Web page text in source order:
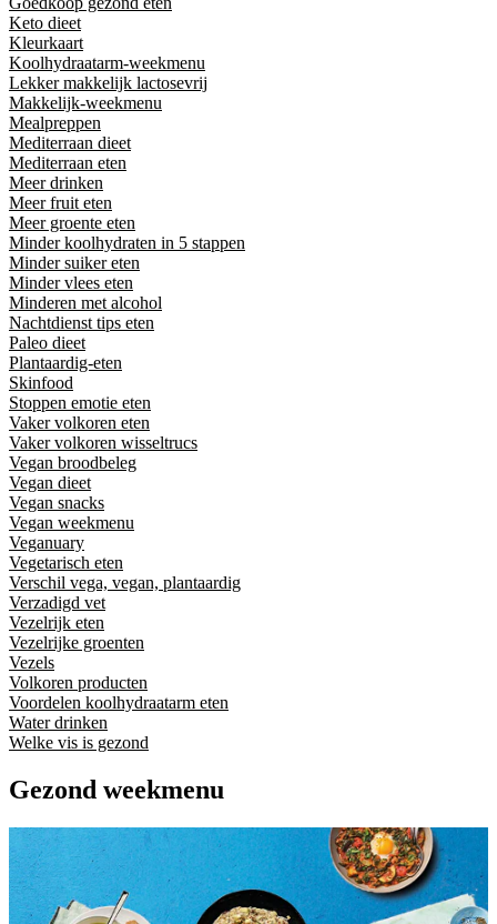
Keto dieet
Kleurkaart
Koolhydraatarm-weekmenu
Lekker makkelijk lactosevrij
Makkelijk-weekmenu
Mealpreppen
Mediterraan dieet
Mediterraan eten
Meer drinken
Meer fruit eten
Meer groente eten
Minder koolhydraten in 5 stappen
Minder suiker eten
Minder vlees eten
Minderen met alcohol
Nachtdienst tips eten
Paleo dieet
Plantaardig-eten
Skinfood
Stoppen emotie eten
Vaker volkoren eten
Vaker volkoren wisseltrucs
Vegan broodbeleg
Vegan dieet
Vegan snacks
Vegan weekmenu
Veganuary
Vegetarisch eten
Verschil vega, vegan, plantaardig
Verzadigd vet
Vezelrijk eten
Vezelrijke groenten
Vezels
Volkoren producten
Voordelen koolhydraatarm eten
Water drinken
Welke vis is gezond
Gezond weekmenu